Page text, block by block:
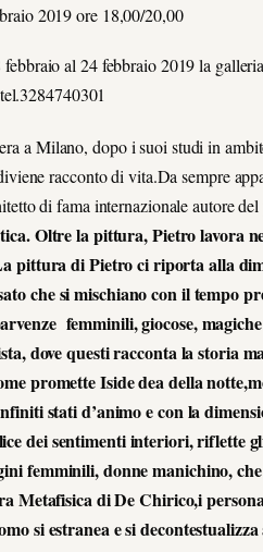
2019 ore 18,00/20,00
al 24 febbraio 2019 la
a Milano, dopo i suoi studi in
racconto di vita.Da sempre
di fama internazionale autore
Oltre la pittura, Pietro lavora
pittura di Pietro ci riporta alla
che si mischiano con il tempo
femminili, giocose,
dove questi racconta la storia
promette Iside dea della
stati d’animo e con la
dei sentimenti interiori, riflette
femminili, donne manichino,
Metafisica di De Chirico,i
si estranea e si